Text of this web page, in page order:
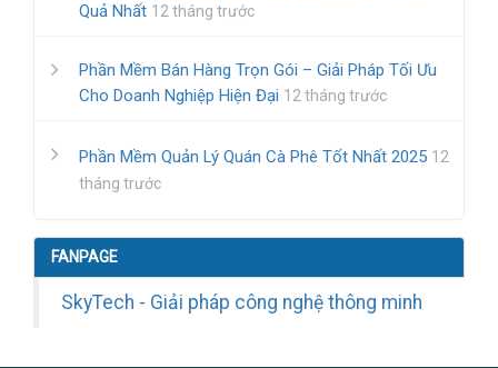
Quả Nhất 12 tháng trước
Phần Mềm Bán Hàng Trọn Gói – Giải Pháp Tối Ưu
Cho Doanh Nghiệp Hiện Đại 12 tháng trước
Phần Mềm Quản Lý Quán Cà Phê Tốt Nhất 2025 12
tháng trước
FANPAGE
SkyTech - Giải pháp công nghệ thông minh